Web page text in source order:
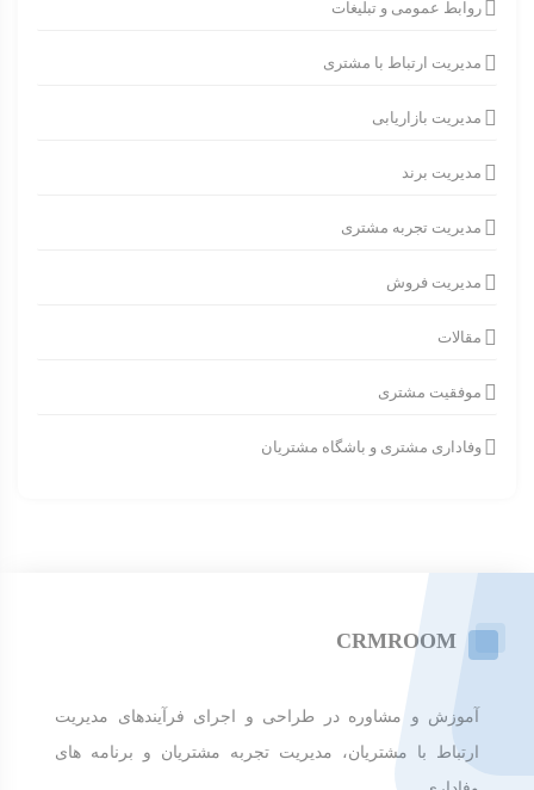
روابط عمومی و تبلیغات
مدیریت ارتباط با مشتری
مدیریت بازاریابی
مدیریت برند
مدیریت تجربه مشتری
مدیریت فروش
مقالات
موفقیت مشتری
وفاداری مشتری و باشگاه مشتریان
CRMROOM
آموزش و مشاوره در طراحی و اجرای فرآیندهای مدیریت
ارتباط با مشتریان، مدیریت تجربه مشتریان و برنامه های